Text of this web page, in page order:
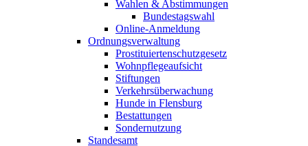
Wahlen & Abstimmungen
Bundestagswahl
Online-Anmeldung
Ordnungsverwaltung
Prostituiertenschutzgesetz
Wohnpflegeaufsicht
Stiftungen
Verkehrsüberwachung
Hunde in Flensburg
Bestattungen
Sondernutzung
Standesamt